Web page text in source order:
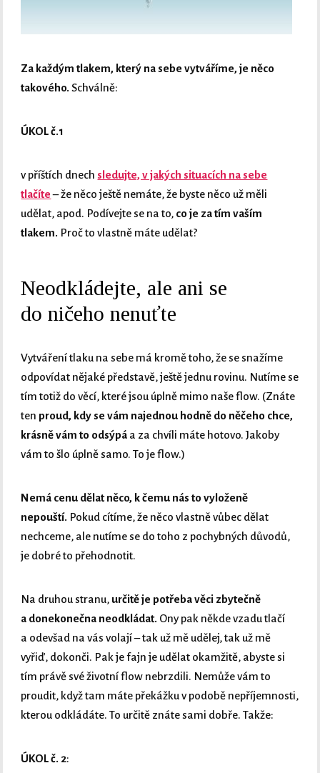
Za každým tlakem, který na sebe vytváříme, je něco
takového.Schválně:
ÚKOL č.1
v příštích dnech sledujte, v jakých situacích na sebe
tlačíte– že něco ještě nemáte, že byste něco už měli
udělat, apod. Podívejte se na to, co je za tím vaším
tlakem. Proč to vlastně máte udělat?
Neodkládejte, ale ani se
do ničeho nenuťte
Vytváření tlaku na sebe má kromě toho, že se snažíme
odpovídat nějaké představě, ještě jednu rovinu. Nutíme se
tím totiž do věcí, které jsou úplně mimo naše flow. (Znáte
ten proud, kdy se vám najednou hodně do něčeho chce,
krásně vám to odsýpá a za chvíli máte hotovo. Jakoby
vám to šlo úplně samo. To je flow.)
Nemá cenu dělat něco, k čemu nás to vyloženě
nepouští. Pokud cítíme, že něco vlastně vůbec dělat
nechceme, ale nutíme se do toho z pochybných důvodů,
je dobré to přehodnotit.
Na druhou stranu, určitě je potřeba věci zbytečně
a donekonečna neodkládat. Ony pak někde vzadu tlačí
a odevšad na vás volají – tak už mě udělej, tak už mě
vyřiď, dokonči. Pak je fajn je udělat okamžitě, abyste si
tím právě své životní flow nebrzdili. Nemůže vám to
proudit, když tam máte překážku v podobě nepříjemnosti,
kterou odkládáte. To určitě znáte sami dobře. Takže:
ÚKOL č. 2: